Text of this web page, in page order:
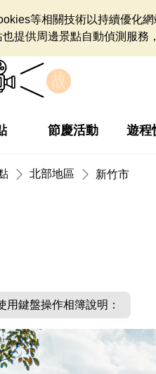
等相關技術以持續優化
也提供周邊景點自動偵測服務
節慶活動 遊程
北部地區 新竹市
用鍵盤操作相簿說明：